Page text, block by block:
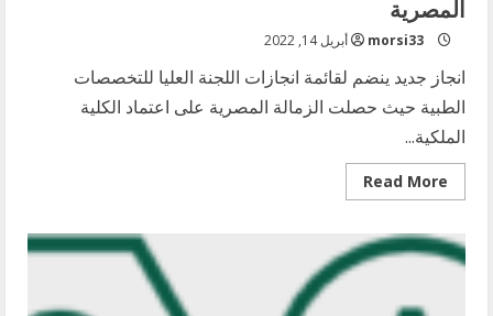
المصرية
morsi33 أبريل 14, 2022
انجاز جديد ينضم لقائمة انجازات اللجنة العليا للتخصصات
الطبية حيث حصلت الزمالة المصرية على اعتماد الكلية
الملكية...
Read More
Read
more
مستحق
من
الكلية
الملكية
البريطانية